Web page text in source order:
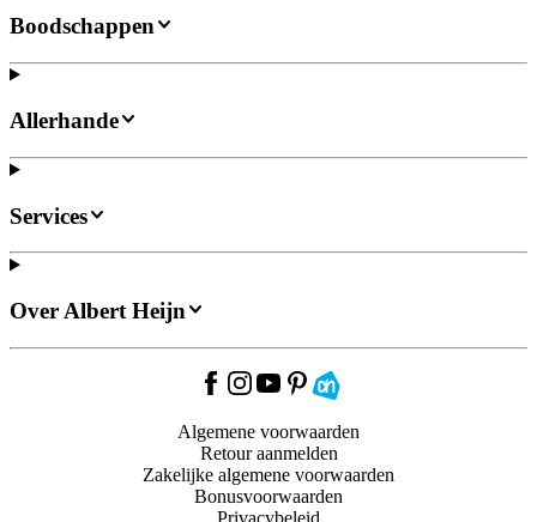
Boodschappen
Allerhande
Services
Over Albert Heijn
Algemene voorwaarden
Retour aanmelden
Zakelijke algemene voorwaarden
Bonusvoorwaarden
Privacybeleid